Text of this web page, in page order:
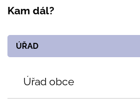
Kam dál?
ÚŘAD
Úřad obce